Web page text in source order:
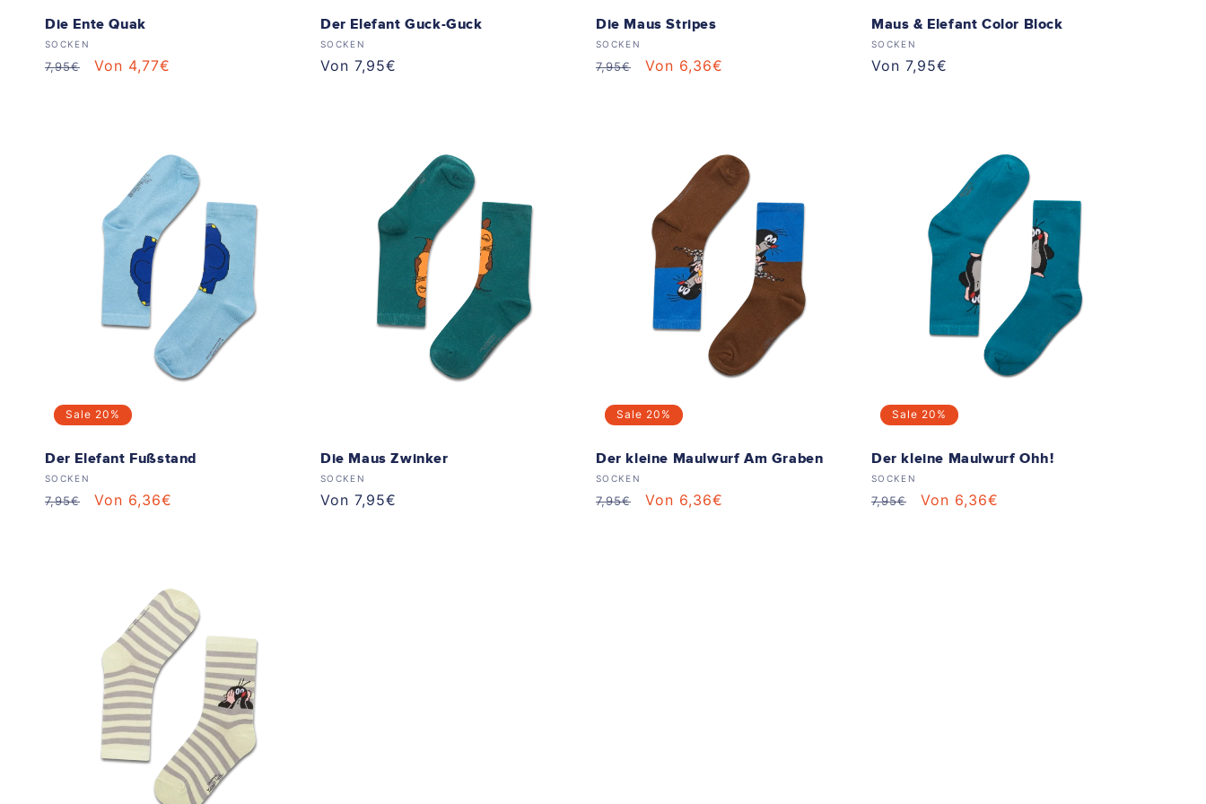
Die Ente Quak
Anbieter:
SOCKEN
Normaler
7,95€ Verkaufspreis
Von 4,77€
Der Elefant Guck-Guck
Anbieter:
SOCKEN
Normaler
Von 7,95€
Die Maus Stripes
Anbieter:
SOCKEN
Normaler
7,95€ Verkaufspreis
Von 6,36€
Maus & Elefant Color Block
Anbieter:
SOCKEN
Normaler
Von 7,95€
Sale 20%
Der Elefant Fußstand
Anbieter:
SOCKEN
Normaler
7,95€ Verkaufspreis
Von 6,36€
Die Maus Zwinker
Anbieter:
SOCKEN
Normaler
Von 7,95€
Sale 20%
Der kleine Maulwurf Am Graben
Anbieter:
SOCKEN
Normaler
7,95€ Verkaufspreis
Von 6,36€
Sale 20%
Der kleine Maulwurf Ohh!
Anbieter:
SOCKEN
Normaler
7,95€ Verkaufspreis
Von 6,36€